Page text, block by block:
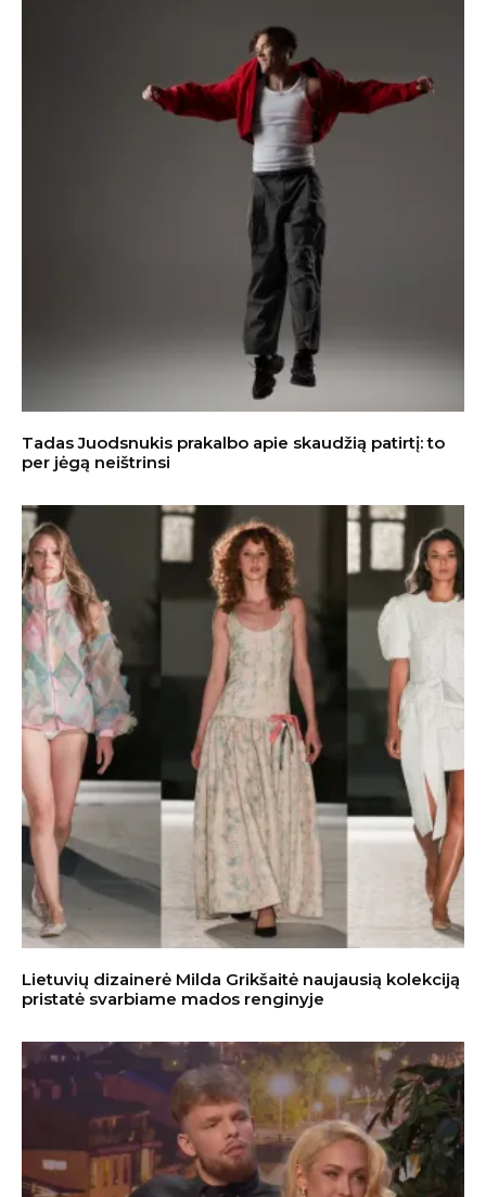
Tadas Juodsnukis prakalbo apie skaudžią patirtį: to
per jėgą neištrinsi
Lietuvių dizainerė Milda Grikšaitė naujausią kolekciją
pristatė svarbiame mados renginyje